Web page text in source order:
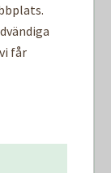
får
vill
till